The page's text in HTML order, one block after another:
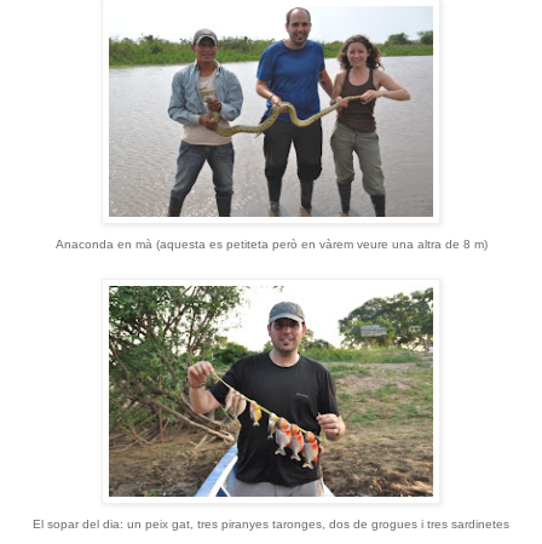
Anaconda en mà (aquesta es petiteta però en vàrem veure una altra de 8 m)
El sopar del dia: un peix gat, tres piranyes taronges, dos de grogues i tres sardinetes